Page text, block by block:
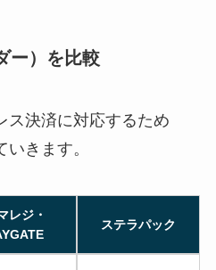
ー）を比較
ス決済に対応するため
きます。
レジ・
ステラパック